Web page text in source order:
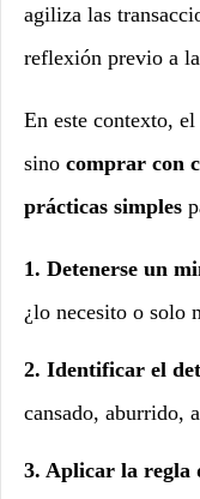
agiliza las
reflexión previo a
En este contexto,
sino comprar con
prácticas simples
1. Detenerse un
¿lo necesito o solo
2. Identificar el
cansado, aburrido,
3. Aplicar la regla